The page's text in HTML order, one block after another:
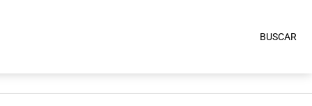
BUSCAR